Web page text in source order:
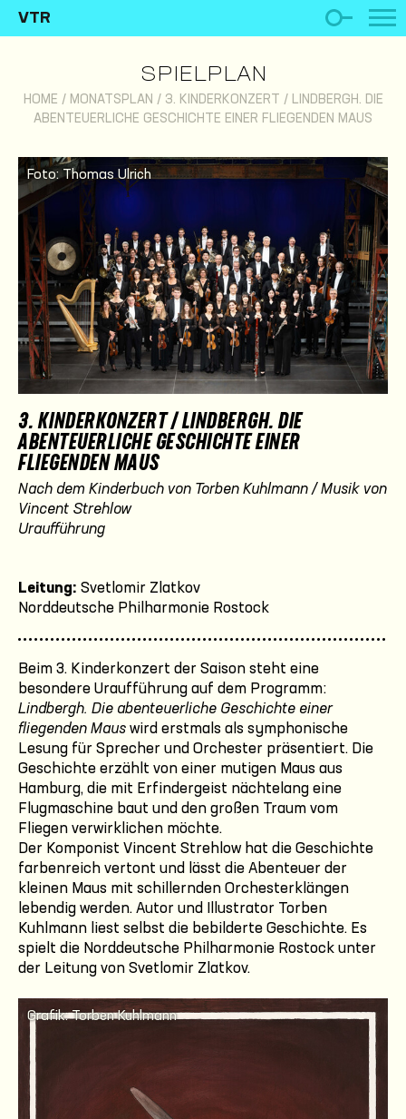
VTR
SPIELPLAN
HOME / MONATSPLAN / 3. KINDERKONZERT / LINDBERGH. DIE
ABENTEUERLICHE GESCHICHTE EINER FLIEGENDEN MAUS
Foto: Thomas Ulrich
3. KINDERKONZERT / LINDBERGH. DIE
ABENTEUERLICHE GESCHICHTE EINER
FLIEGENDEN MAUS
Nach dem Kinderbuch von Torben Kuhlmann / Musik von
Vincent Strehlow
Uraufführung
Leitung: Svetlomir Zlatkov
Norddeutsche Philharmonie Rostock
Beim 3. Kinderkonzert der Saison steht eine
besondere Uraufführung auf dem Programm:
Lindbergh. Die abenteuerliche Geschichte einer
fliegenden Maus wird erstmals als symphonische
Lesung für Sprecher und Orchester präsentiert. Die
Geschichte erzählt von einer mutigen Maus aus
Hamburg, die mit Erfindergeist nächtelang eine
Flugmaschine baut und den großen Traum vom
Fliegen verwirklichen möchte.
Der Komponist Vincent Strehlow hat die Geschichte
farbenreich vertont und lässt die Abenteuer der
kleinen Maus mit schillernden Orchesterklängen
lebendig werden. Autor und Illustrator Torben
Kuhlmann liest selbst die bebilderte Geschichte. Es
spielt die Norddeutsche Philharmonie Rostock unter
der Leitung von Svetlomir Zlatkov.
Grafik: Torben Kuhlmann